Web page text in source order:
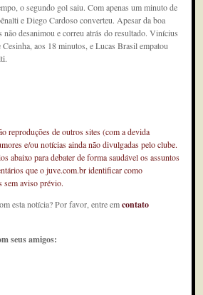
o segundo gol saiu. Com apenas um minuto de
e Diego Cardoso converteu. Apesar da boa
não desanimou e correu atrás do resultado. Vinícius
aos 18 minutos, e Lucas Brasil empatou
reproduções de outros sites (com a devida
e/ou notícias ainda não divulgadas pelo clube.
abaixo para debater de forma saudável os assuntos
que o juve.com.br identificar como
sem aviso prévio.
esta notícia? Por favor, entre emcontato
seus amigos: